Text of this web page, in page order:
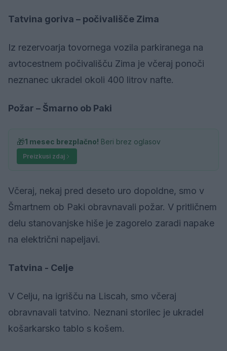
Tatvina goriva – počivališče Zima
Iz rezervoarja tovornega vozila parkiranega na
avtocestnem počivališču Zima je včeraj ponoči
neznanec ukradel okoli 400 litrov nafte.
Požar – Šmarno ob Paki
🎁1 mesec brezplačno! Beri brez oglasov
Preizkusi zdaj
Včeraj, nekaj pred deseto uro dopoldne, smo v
Šmartnem ob Paki obravnavali požar. V pritličnem
delu stanovanjske hiše je zagorelo zaradi napake
na električni napeljavi.
Tatvina - Celje
V Celju, na igrišču na Liscah, smo včeraj
obravnavali tatvino. Neznani storilec je ukradel
košarkarsko tablo s košem.